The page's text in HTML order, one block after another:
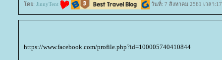
ดย: JinnyTent วันที่: 7 สิงหาคม 2561 เวลา
https://www.facebook.com/profile.php?id=100005740410844